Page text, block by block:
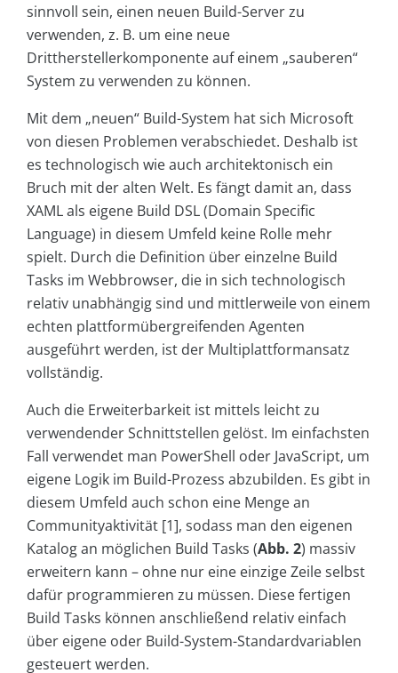
sinnvoll sein, einen neuen Build-Server zu
verwenden, z. B. um eine neue
Drittherstellerkomponente auf einem „sauberen“
System zu verwenden zu können.
Mit dem „neuen“ Build-System hat sich Microsoft
von diesen Problemen verabschiedet. Deshalb ist
es technologisch wie auch architektonisch ein
Bruch mit der alten Welt. Es fängt damit an, dass
XAML als eigene Build DSL (Domain Specific
Language) in diesem Umfeld keine Rolle mehr
spielt. Durch die Definition über einzelne Build
Tasks im Webbrowser, die in sich technologisch
relativ unabhängig sind und mittlerweile von einem
echten plattformübergreifenden Agenten
ausgeführt werden, ist der Multiplattformansatz
vollständig.
Auch die Erweiterbarkeit ist mittels leicht zu
verwendender Schnittstellen gelöst. Im einfachsten
Fall verwendet man PowerShell oder JavaScript, um
eigene Logik im Build-Prozess abzubilden. Es gibt in
diesem Umfeld auch schon eine Menge an
Communityaktivität [1], sodass man den eigenen
Katalog an möglichen Build Tasks (Abb. 2) massiv
erweitern kann – ohne nur eine einzige Zeile selbst
dafür programmieren zu müssen. Diese fertigen
Build Tasks können anschließend relativ einfach
über eigene oder Build-System-Standardvariablen
gesteuert werden.